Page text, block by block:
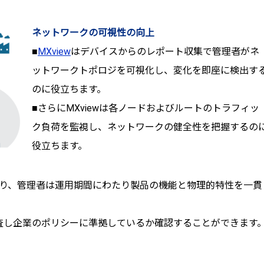
ネットワークの可視性の向上
■MXviewはデバイスからのレポート収集で管理者がネ
ットワークトポロジを可視化し、変化を即座に検出す
のに役立ちます。
■さらにMXviewは各ノードおよびルートのトラフィッ
ク負荷を監視し、ネットワークの健全性を把握するの
役立ちます。
、管理者は運用期間にわたり製品の機能と物理的特性を一貫
企業のポリシーに準拠しているか確認することができます。